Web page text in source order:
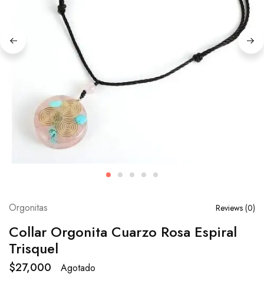
Orgonitas Reviews (0)
Collar Orgonita Cuarzo Rosa Espiral
Trisquel
$27,000
Agotado